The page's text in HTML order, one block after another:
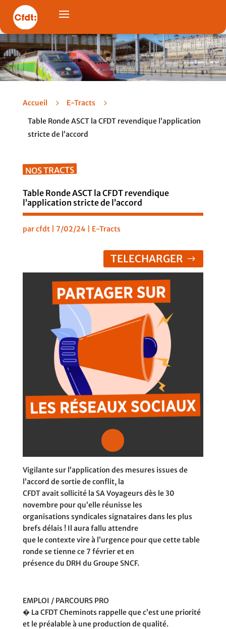
Accueil 5 E-Tracts
5
Table Ronde ASCT la CFDT revendique l’application
stricte de l’accord
NOS TRACTS
Table Ronde ASCT la CFDT revendique
l’application stricte de l’accord
parcfdt| 7/02/24 E-Tracts
TELECHARGER
Vigilante sur l’application des mesures issues de
l’accord de sortie de conflit, la
CFDT avait sollicité la SA Voyageurs dès le 30
novembre pour qu’elle réunisse les
organisations syndicales signataires dans les plus
brefs délais ! Il aura fallu attendre
que le contexte vire à l’urgence pour que cette table
ronde se tienne ce 7 février et en
présence du DRH du Groupe SNCF.
EMPLOI / PARCOURS PRO
� La CFDT Cheminots rappelle que c’est une priorité
et le préalable à une production de qualité.